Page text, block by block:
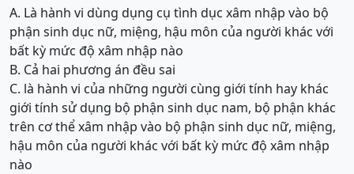
A. Là hành vi dùng dụng cụ tình dục xâm nhập vào bộ
phận sinh dục nữ, miệng, hậu môn của người khác với
bất kỳ mức độ xâm nhập nào
B. Cả hai phương án đều sai
C. là hành vi của những người cùng giới tính hay khác
giới tính sử dụng bộ phận sinh dục nam, bộ phận khác
trên cơ thể xâm nhập vào bộ phận sinh dục nữ, miệng,
hậu môn của người khác với bất kỳ mức độ xâm nhập
nào